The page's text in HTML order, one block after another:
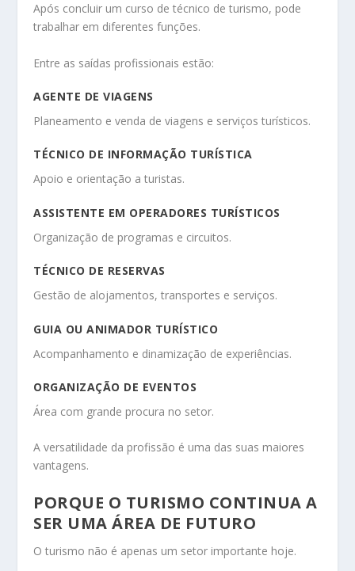
Após concluir um curso de técnico de turismo, pode
trabalhar em diferentes funções.
Entre as saídas profissionais estão:
AGENTE DE VIAGENS
Planeamento e venda de viagens e serviços turísticos.
TÉCNICO DE INFORMAÇÃO TURÍSTICA
Apoio e orientação a turistas.
ASSISTENTE EM OPERADORES TURÍSTICOS
Organização de programas e circuitos.
TÉCNICO DE RESERVAS
Gestão de alojamentos, transportes e serviços.
GUIA OU ANIMADOR TURÍSTICO
Acompanhamento e dinamização de experiências.
ORGANIZAÇÃO DE EVENTOS
Área com grande procura no setor.
A versatilidade da profissão é uma das suas maiores
vantagens.
PORQUE O TURISMO CONTINUA A
SER UMA ÁREA DE FUTURO
O turismo não é apenas um setor importante hoje.